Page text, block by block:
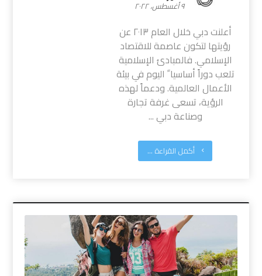
٩ أغسطس، ٢٠٢٢
أعلنت دبي خلال العام ٢٠١٣ عن
رؤيتها لتكون عاصمة للاقتصاد
الإسلامي. فالمبادئ الإسلامية
تلعب دوراً أساسيا ً اليوم في بيئة
الأعمال العالمية. ودعماً لهذه
الرؤية، تسعى غرفة تجارة
وصناعة دبي ...
أكمل القراءة ...